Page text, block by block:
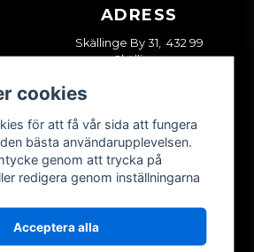
ADRESS
Skällinge By 31, 432 99
Skällinge
MITT KONTO
cookies
för att få vår sida att fungera
bästa användarupplevelsen.
genom att trycka på
redigera genom inställningarna
Acceptera alla